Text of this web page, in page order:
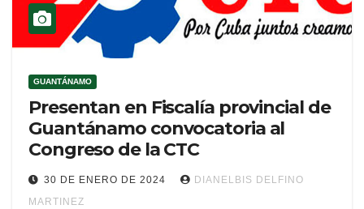
GUANTÁNAMO
Presentan en Fiscalía provincial de
Guantánamo convocatoria al
Congreso de la CTC
30 DE ENERO DE 2024
DIANELBIS DELFINO
MARTINEZ